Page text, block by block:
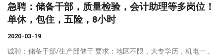
急聘：储备干部，质量检验，会计助理等多岗位！
单休，包住，五险，8小时
2020-03-19
诚聘：储备干部/生产部储干 要求：地区不限，大专学历，机电一...